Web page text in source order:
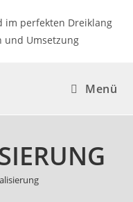
im perfekten Dreiklang
und Umsetzung
Menü